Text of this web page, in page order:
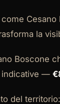
la
Boscone
indicative —
del territorio: